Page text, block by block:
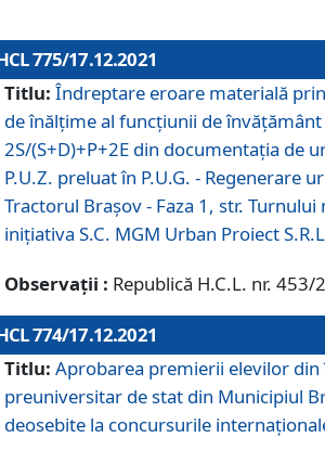
775/17.12.2021
Titlu: Îndreptare eroare materială
de înălţime al funcţiunii de învăţământ
2S/(S+D)+P+2E din documentaţia de
P.U.Z. preluat în P.U.G. - Regenerare
Tractorul Braşov - Faza 1, str. Turnului
iniţiativa S.C. MGM Urban Proiect
Observații : Republică H.C.L. nr. 453/
774/17.12.2021
Titlu: Aprobarea premierii elevilor
preuniversitar de stat din Municipiul
deosebite la concursurile